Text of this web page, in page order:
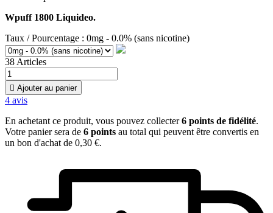
Wpuff 1800 Liquideo.
Taux / Pourcentage : 0mg - 0.0% (sans nicotine)
38 Articles
 Ajouter au panier
4 avis
En achetant ce produit, vous pouvez collecter6 points de fidélité.
Votre panier sera de 6 points au total qui peuvent être convertis en
un bon d'achat de 0,30 €.